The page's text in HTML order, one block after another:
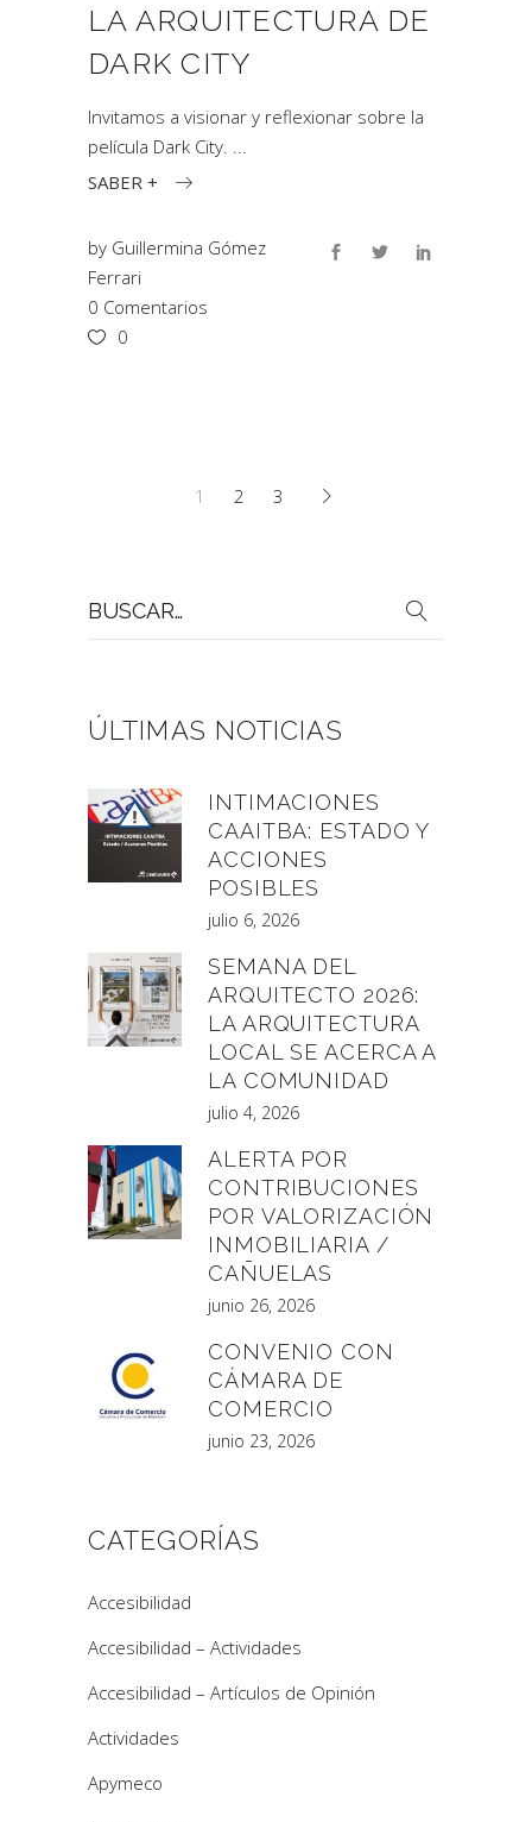
LA ARQUITECTURA DE
DARK CITY
Invitamos a visionar y reflexionar sobre la
película Dark City.
SABER +
by Guillermina Gómez
Ferrari
0 Comentarios
0
1 2 3
por:
ÚLTIMAS NOTICIAS
INTIMACIONES
CAAITBA: ESTADO Y
ACCIONES
POSIBLES
julio 6, 2026
SEMANA DEL
ARQUITECTO 2026:
LA ARQUITECTURA
LOCAL SE ACERCA A
LA COMUNIDAD
julio 4, 2026
ALERTA POR
CONTRIBUCIONES
POR VALORIZACIÓN
INMOBILIARIA /
CAÑUELAS
junio 26, 2026
CONVENIO CON
CÁMARA DE
COMERCIO
junio 23, 2026
CATEGORÍAS
Accesibilidad
Accesibilidad – Actividades
Accesibilidad – Artículos de Opinión
Actividades
Apymeco